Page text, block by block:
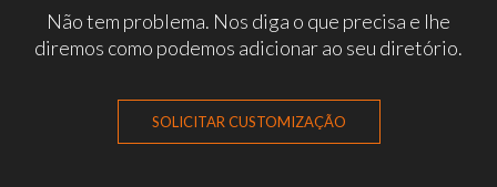
Não tem problema. Nos diga o que precisa e lhe
diremos como podemos adicionar ao seu diretório.
SOLICITAR CUSTOMIZAÇÃO